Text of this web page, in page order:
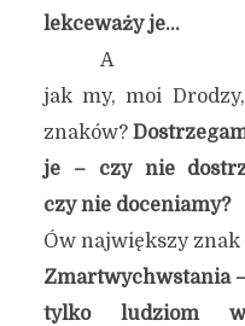
lekceważy je…
A
jak my, moi
znaków?
je – czy nie
czy nie doceniamy?
Ów największy znak
Zmartwychwstania
tylko ludziom